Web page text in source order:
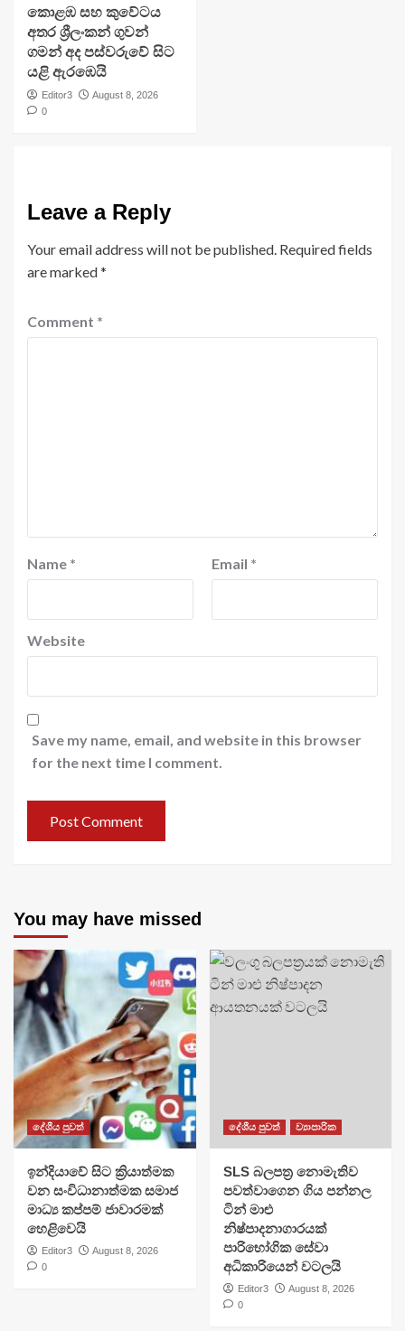
​කොළඹ සහ කුවේටය
අතර ශ්‍රීලංකන් ගුවන්
ගමන් අද පස්වරුවේ සිට
යළි ඇරඹෙයි
Editor3
August 8, 2026
0
Leave a Reply
Your email address will not be published. Required fields
are marked*
Comment *
Name * Email *
Website
Save my name, email, and website in this browser
for the next time I comment.
You may have missed
දේශීය පුවත්
​ඉන්දියාවේ සිට ක්‍රියාත්මක
වන සංවිධානාත්මක සමාජ
මාධ්‍ය කප්පම් ජාවාරමක්
හෙළිවෙයි
Editor3
August 8, 2026
0
දේශීය පුවත් ව්‍යාපාරික
SLS බලපත්‍ර නොමැතිව
පවත්වාගෙන ගිය පන්නල
ටින් මාළු
නිෂ්පාදනාගාරයක්
පාරිභෝගික සේවා
අධිකාරියෙන් වටලයි
Editor3
August 8, 2026
0